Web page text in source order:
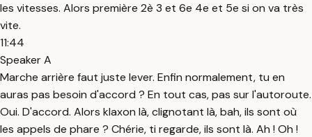
les vitesses. Alors première 2è 3 et 6e 4e et 5e si on va très
vite.
11:44
Speaker A
Marche arrière faut juste lever. Enfin normalement, tu en
auras pas besoin d'accord ? En tout cas, pas sur l'autoroute.
Oui. D'accord. Alors klaxon là, clignotant là, bah, ils sont où
les appels de phare ? Chérie, ti regarde, ils sont là. Ah ! Oh !